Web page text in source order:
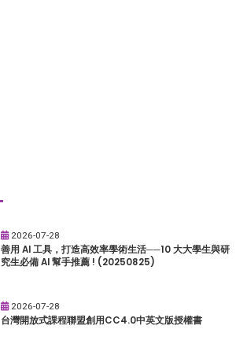
2026-07-28
善用 AI 工具，打造高效率學術生活──10 大大學生與研
究生必備 AI 幫手推薦 ! (20250825)
2026-07-28
台灣開放式課程聯盟創用CC4.0中英文版授權書